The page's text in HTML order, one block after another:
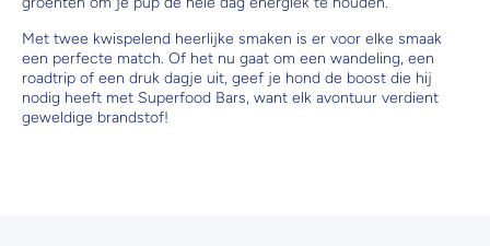
Met twee kwispelend heerlijke smaken is er voor elke smaak
een perfecte match. Of het nu gaat om een wandeling, een
roadtrip of een druk dagje uit, geef je hond de boost die hij
nodig heeft met Superfood Bars, want elk avontuur verdient
geweldige brandstof!